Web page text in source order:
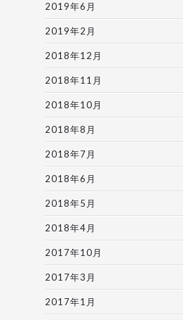
2019年6月
2019年2月
2018年12月
2018年11月
2018年10月
2018年8月
2018年7月
2018年6月
2018年5月
2018年4月
2017年10月
2017年3月
2017年1月